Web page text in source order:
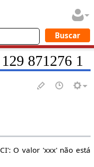
871276 1
O valor 'xxx' não está